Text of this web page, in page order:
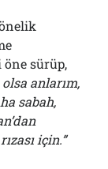
sürüp,
anlarım,
sabah,
için.”